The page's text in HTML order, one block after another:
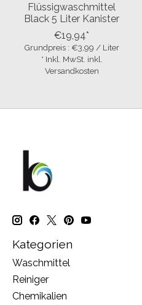
Flüssigwaschmittel
Black 5 Liter Kanister
€19,94*
Grundpreis : €3,99 / Liter
* Inkl. MwSt. inkl.
Versandkosten
Kategorien
Waschmittel
Reiniger
Chemikalien